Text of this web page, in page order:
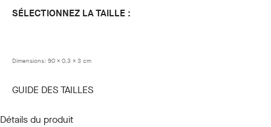
SÉLECTIONNEZ LA TAILLE :
Dimensions: 90 x 0.3 x 3 cm
GUIDE DES TAILLES
Détails du produit